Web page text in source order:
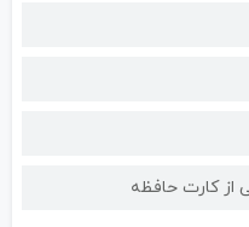
از کارت حافظه